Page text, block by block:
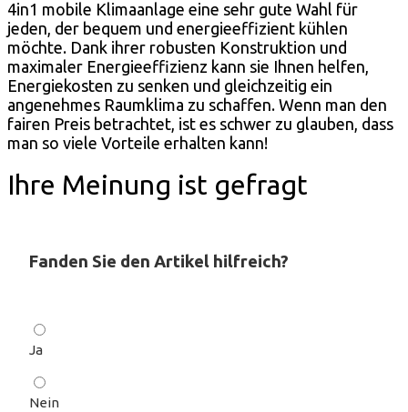
4in1 mobile Klimaanlage eine sehr gute Wahl für
jeden, der bequem und energieeffizient kühlen
möchte. Dank ihrer robusten Konstruktion und
maximaler Energieeffizienz kann sie Ihnen helfen,
Energiekosten zu senken und gleichzeitig ein
angenehmes Raumklima zu schaffen. Wenn man den
fairen Preis betrachtet, ist es schwer zu glauben, dass
man so viele Vorteile erhalten kann!
Ihre Meinung ist gefragt
Fanden Sie den Artikel hilfreich?
Ja
Nein